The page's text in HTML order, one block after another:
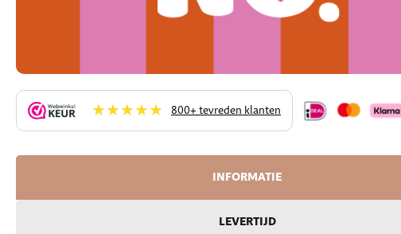
★★★★★ 800+ tevreden klanten
INFORMATIE
LEVERTIJD